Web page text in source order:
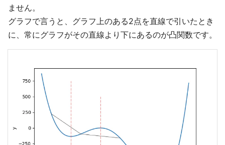
ません。
グラフで言うと、グラフ上のある2点を直線で引いたとき
に、常にグラフがその直線より下にあるのが凸関数です。